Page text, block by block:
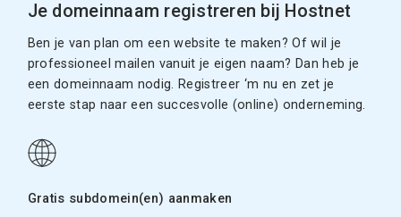
Je domeinnaam registreren bij Hostnet
Ben je van plan om een website te maken? Of wil je
professioneel mailen vanuit je eigen naam? Dan heb je
een domeinnaam nodig. Registreer ‘m nu en zet je
eerste stap naar een succesvolle (online) onderneming.
Gratis subdomein(en) aanmaken